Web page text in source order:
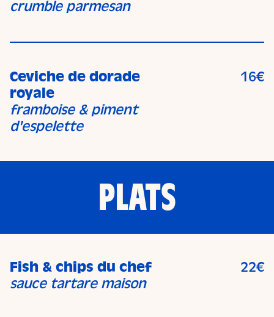
crumble parmesan
Ceviche de dorade
royale
framboise & piment
d'espelette
16€
PLATS
Fish & chips du chef
sauce tartare maison
22€